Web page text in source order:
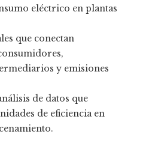
eléctrico en plantas
que conectan
y emisiones
de datos que
de eficiencia en